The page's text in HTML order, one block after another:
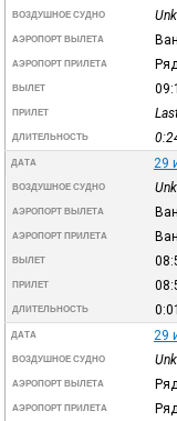
ВОЗДУШНОЕ СУДНО
АЭРОПОРТ ВЫЛЕТА
АЭРОПОРТ ПРИЛЕТА
ВЫЛЕТ
ПРИЛЕТ
ДЛИТЕЛЬНОСТЬ
ДАТА 29
ВОЗДУШНОЕ СУДНО
АЭРОПОРТ ВЫЛЕТА
АЭРОПОРТ ПРИЛЕТА
ВЫЛЕТ
ПРИЛЕТ
ДЛИТЕЛЬНОСТЬ 0:01
ДАТА 29
ВОЗДУШНОЕ СУДНО
АЭРОПОРТ ВЫЛЕТА
АЭРОПОРТ ПРИЛЕТА